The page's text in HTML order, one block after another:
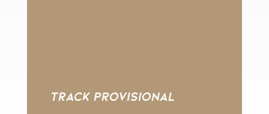
TRACK PROVISIONAL